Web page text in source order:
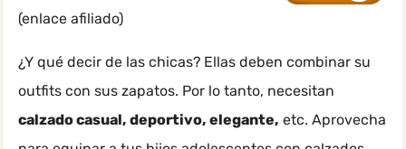
(enlace afiliado)
¿Y qué decir de las chicas? Ellas deben combinar su
outfits con sus zapatos. Por lo tanto, necesitan
calzado casual, deportivo, elegante, etc. Aprovecha